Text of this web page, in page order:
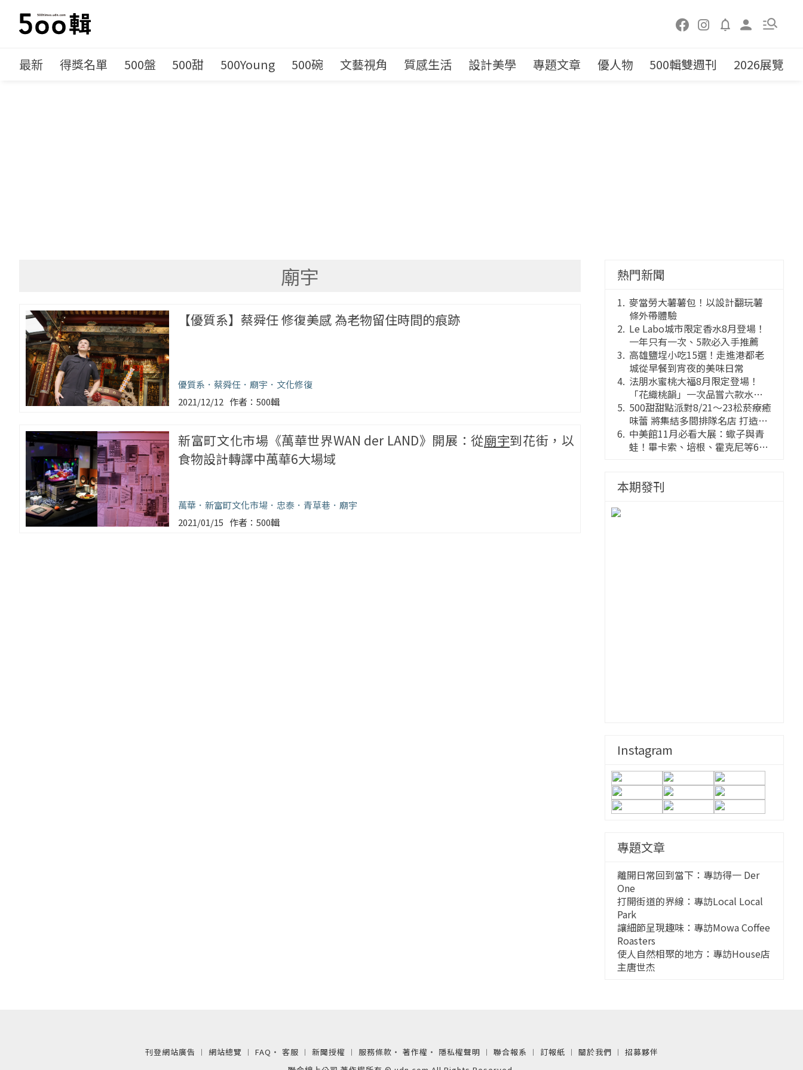
最新 得獎名單 500盤 500甜 500Young 500碗 文藝視角 質感生活 設計美學 專題文章 優人物 500輯雙週刊 2026展覽
廟宇
【優質系】蔡舜任 修復美感 為老物留住時間的痕跡
優質系 蔡舜任 廟宇
文化修復
2021/12/12
500輯
新富町文化市場《萬華世界WAN der LAND》開展：從廟宇到花街，以
食物設計轉譯中萬華6大場域
萬華 新富町文化市場 忠泰 青草巷
廟宇
2021/01/15
500輯
熱門新聞
麥當勞大薯薯包！以設計翻玩薯
條外帶體驗
Le Labo城市限定香水8月登場！
一年只有一次、5款必入手推薦
高雄鹽埕小吃15選！走進港都老
城從早餐到宵夜的美味日常
法朋水蜜桃大福8月限定登場！
「花織桃韻」一次品嘗六款水蜜
桃花果大福
500甜甜點派對8/21～23松菸療癒
味蕾 將集結多間排隊名店 打造靈
感創意的舞台
中美館11月必看大展：蠍子與青
蛙！畢卡索、培根、霍克尼等66
本期發刊
Instagram
專題文章
離開日常回到當下：專訪得一 Der
One
打開街道的界線：專訪Local Local
Park
讓細節呈現趣味：專訪Mowa Coffee
Roasters
使人自然相聚的地方：專訪House店
主唐世杰
刊登網站廣告 ︱ 網站總覽 ︱ FAQ ‧ 客服 ︱ 新聞授權 ︱ 服務條款 ‧ 著作權 ‧ 隱私權聲明 ︱ 聯合報系 ︱ 訂報紙 ︱ 關於我們 ︱ 招募夥伴